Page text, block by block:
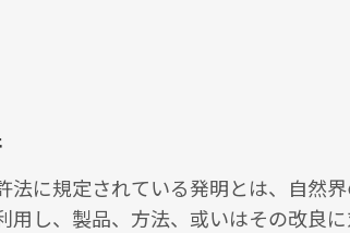
法に規定されている発明とは、自然
用し、製品、方法、或いはその改良